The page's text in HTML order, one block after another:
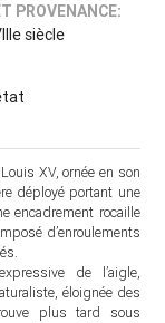
PROVENANCE:
siècle
XV, ornée en son
déployé portant une
encadrement rocaille
d’enroulements
de l’aigle,
éloignée des
plus tard sous